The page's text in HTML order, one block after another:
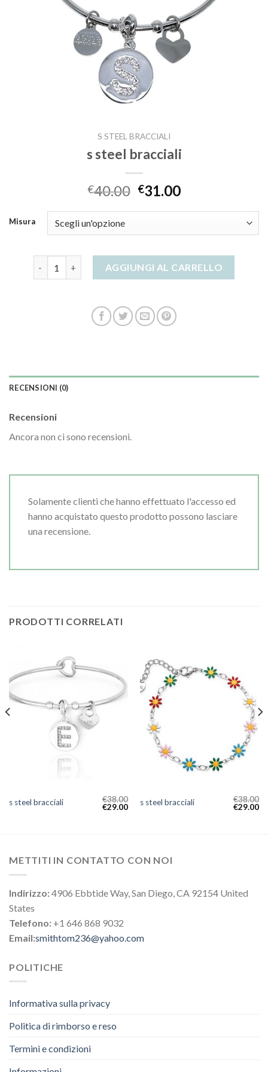
S STEEL BRACCIALI
s steel bracciali
€40.00 €31.00
Misura
AGGIUNGI AL CARRELLO
RECENSIONI (0)
Recensioni
Ancora non ci sono recensioni.
Solamente clienti che hanno effettuato l'accesso ed
hanno acquistato questo prodotto possono lasciare
una recensione.
PRODOTTI CORRELATI
s steel bracciali €38.00
€29.00 s steel bracciali €38.00
€29.00
METTITI IN CONTATTO CON NOI
Indirizzo:4906 Ebbtide Way, San Diego, CA 92154 United
States
Telefono: +1 646 868 9032
Email:smithtom236@yahoo.com
POLITICHE
Informativa sulla privacy
Politica di rimborso e reso
Termini e condizioni